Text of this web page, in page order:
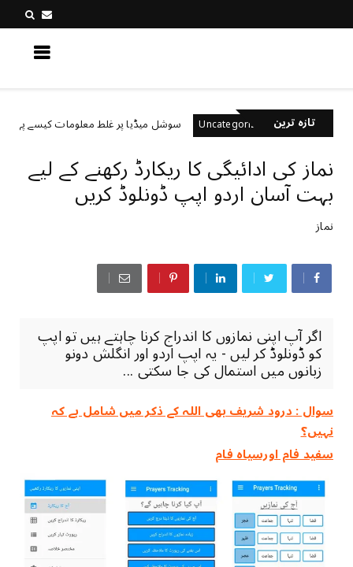
تازہ ترین
Uncategorized سوشل میڈیا پر غلط معلومات کیسے پہچانیں؟
نماز کی ادائیگی کا ریکارڈ رکھنے کے لیے
بہت آسان اردو اپپ ڈونلوڈ کریں
نماز
اگر آپ اپنی نمازوں کا اندراج کرنا چاہتے ہیں تو اپپ
کو ڈونلوڈ کر لیں - یہ اپپ اردو اور انگلش دونو
زبانوں میں استمال کی جا سکتی ...
سوال : درود شریف بھی اللہ کے ذکر میں شامل ہے کہ
نہیں؟
سفید فام اورسیاہ فام